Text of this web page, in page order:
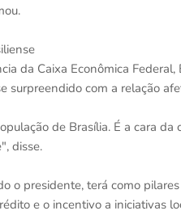
da Caixa Econômica
surpreendido com a relação
de Brasília. É a cara
disse.
o presidente, terá como
e o incentivo a iniciativas